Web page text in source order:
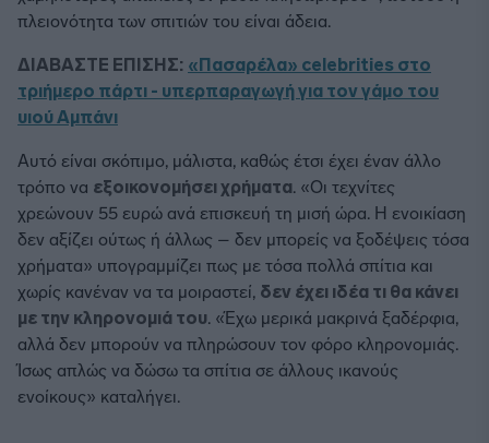
πλειονότητα των σπιτιών του είναι άδεια.
ΔΙΑΒΑΣΤΕ ΕΠΙΣΗΣ: «Πασαρέλα» celebrities στο
τριήμερο πάρτι - υπερπαραγωγή για τον γάμο του
υιού Αμπάνι
Αυτό είναι σκόπιμο, μάλιστα, καθώς έτσι έχει έναν άλλο
τρόπο να εξοικονομήσει χρήματα. «Οι τεχνίτες
χρεώνουν 55 ευρώ ανά επισκευή τη μισή ώρα. Η ενοικίαση
δεν αξίζει ούτως ή άλλως – δεν μπορείς να ξοδέψεις τόσα
χρήματα» υπογραμμίζει πως με τόσα πολλά σπίτια και
χωρίς κανέναν να τα μοιραστεί, δεν έχει ιδέα τι θα κάνει
με την κληρονομιά του. «Έχω μερικά μακρινά ξαδέρφια,
αλλά δεν μπορούν να πληρώσουν τον φόρο κληρονομιάς.
Ίσως απλώς να δώσω τα σπίτια σε άλλους ικανούς
ενοίκους» καταλήγει.